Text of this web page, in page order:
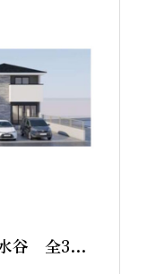
谷 全3区